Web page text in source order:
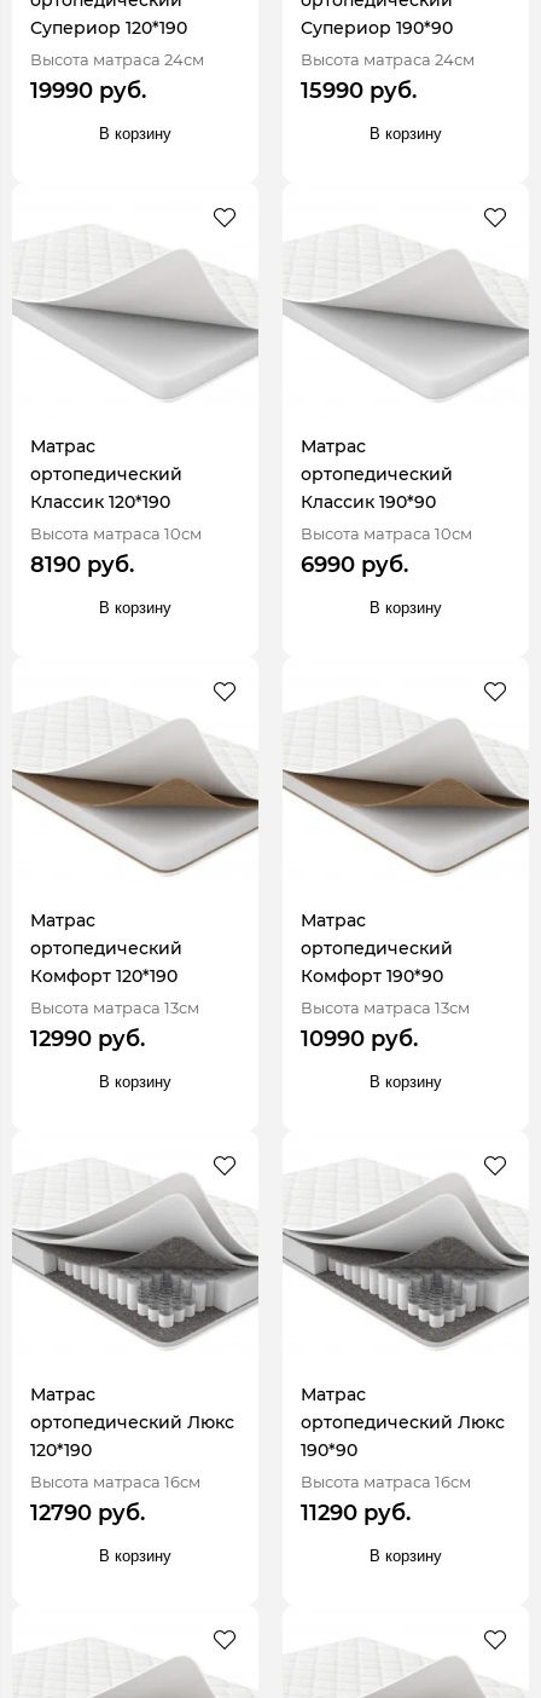
Супериор 120*190
Высота матраса 24см
19990 руб.
В корзину
Супериор 190*90
Высота матраса 24см
15990 руб.
В корзину
Матрас
ортопедический
Классик 120*190
Высота матраса 10см
8190 руб.
В корзину
Матрас
ортопедический
Классик 190*90
Высота матраса 10см
6990 руб.
В корзину
Матрас
ортопедический
Комфорт 120*190
Высота матраса 13см
12990 руб.
В корзину
Матрас
ортопедический
Комфорт 190*90
Высота матраса 13см
10990 руб.
В корзину
Матрас
ортопедический Люкс
120*190
Высота матраса 16см
12790 руб.
В корзину
Матрас
ортопедический Люкс
190*90
Высота матраса 16см
11290 руб.
В корзину